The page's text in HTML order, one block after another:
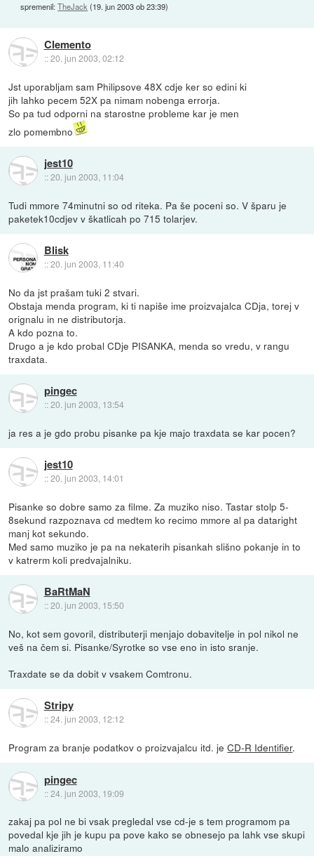
spremenil:TheJack (19. jun 2003 ob 23:39)
Clemento
::20. jun 2003, 02:12
Jst uporabljam sam Philipsove 48X cdje ker so edini ki
jih lahko pecem 52X pa nimam nobenga errorja.
So pa tud odporni na starostne probleme kar je men
zlo pomembno
jest10
::20. jun 2003, 11:04
Tudi mmore 74minutni so od riteka. Pa še poceni so. V šparu je
paketek10cdjev v škatlicah po 715 tolarjev.
Blisk
::20. jun 2003, 11:40
No da jst prašam tuki 2 stvari.
Obstaja menda program, ki ti napiše ime proizvajalca CDja, torej v
orignalu in ne distributorja.
A kdo pozna to.
Drugo a je kdo probal CDje PISANKA, menda so vredu, v rangu
traxdata.
pingec
::20. jun 2003, 13:54
ja res a je gdo probu pisanke pa kje majo traxdata se kar pocen?
jest10
::20. jun 2003, 14:01
Pisanke so dobre samo za filme. Za muziko niso. Tastar stolp 5-
8sekund razpoznava cd medtem ko recimo mmore al pa dataright
manj kot sekundo.
Med samo muziko je pa na nekaterih pisankah slišno pokanje in to
v katrerm koli predvajalniku.
BaRtMaN
::20. jun 2003, 15:50
No, kot sem govoril, distributerji menjajo dobavitelje in pol nikol ne
veš na čem si. Pisanke/Syrotke so vse eno in isto sranje.
Traxdate se da dobit v vsakem Comtronu.
Stripy
::24. jun 2003, 12:12
Program za branje podatkov o proizvajalcu itd. jeCD-R Identifier.
pingec
::24. jun 2003, 19:09
zakaj pa pol ne bi vsak pregledal vse cd-je s tem programom pa
povedal kje jih je kupu pa pove kako se obnesejo pa lahk vse skupi
malo analiziramo